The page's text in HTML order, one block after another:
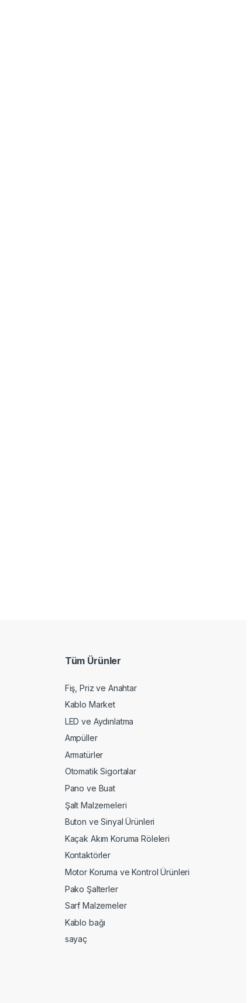
Tüm Ürünler
Fiş, Priz ve Anahtar
Kablo Market
LED ve Aydınlatma
Ampüller
Armatürler
Otomatik Sigortalar
Pano ve Buat
Şalt Malzemeleri
Buton ve Sinyal Ürünleri
Kaçak Akım Koruma Röleleri
Kontaktörler
Motor Koruma ve Kontrol Ürünleri
Pako Şalterler
Sarf Malzemeler
Kablo bağı
sayaç